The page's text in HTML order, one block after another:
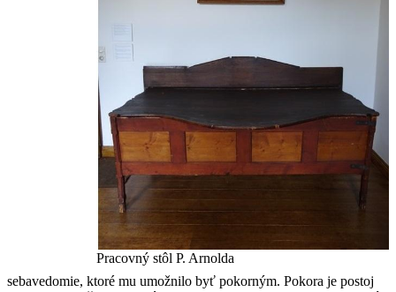
Pracovný stôl P. Arnolda
sebavedomie, ktoré mu umožnilo byť pokorným. Pokora je postoj